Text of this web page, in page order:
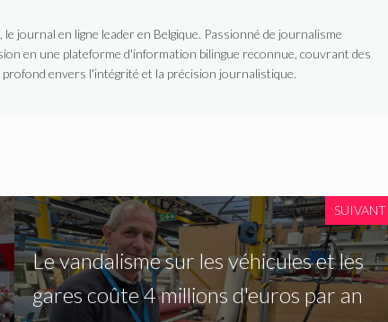
journal en ligne leader en Belgique. Passionné de journalisme
en une plateforme d'information bilingue reconnue, couvrant des
envers l'intégrité et la précision journalistique.
SUIVANT
Le vandalisme sur les véhicules et les
gares coûte 4 millions d'euros par an